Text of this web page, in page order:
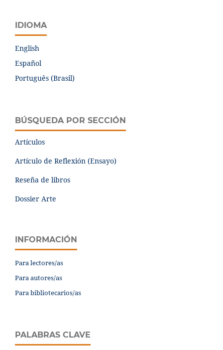
IDIOMA
English
Español
Português (Brasil)
BÚSQUEDA POR SECCIÓN
Artículos
Artículo de Reflexión (Ensayo)
Reseña de libros
Dossier Arte
INFORMACIÓN
Para lectores/as
Para autores/as
Para bibliotecarios/as
PALABRAS CLAVE